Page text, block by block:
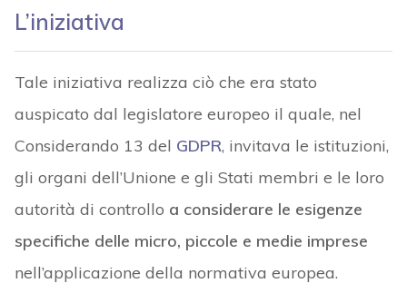
L’iniziativa
Tale iniziativa realizza ciò che era stato
auspicato dal legislatore europeo il quale, nel
Considerando 13 del GDPR, invitava le istituzioni,
gli organi dell’Unione e gli Stati membri e le loro
autorità di controllo a considerare le esigenze
specifiche delle micro, piccole e medie imprese
nell’applicazione della normativa europea.